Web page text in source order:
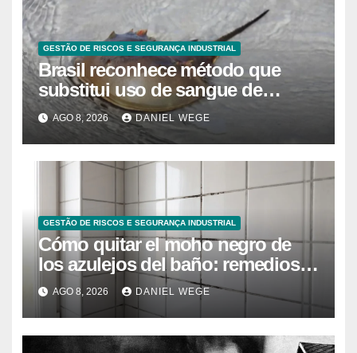
GESTÃO DE RISCOS E SEGURANÇA INDUSTRIAL
Brasil reconhece método que
substitui uso de sangue de
caranguejo-ferradura em testes
farmacêuticos
AGO 8, 2026 DANIEL WEGE
GESTÃO DE RISCOS E SEGURANÇA INDUSTRIAL
Cómo quitar el moho negro de
los azulejos del baño: remedios
caseros efectivos
AGO 8, 2026 DANIEL WEGE